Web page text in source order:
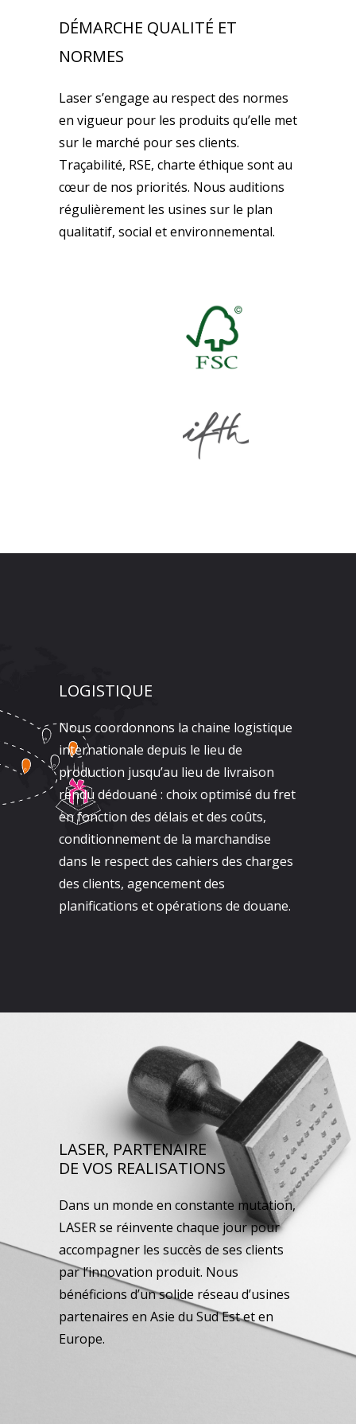
DÉMARCHE QUALITÉ ET
NORMES
Laser s’engage au respect des normes
en vigueur pour les produits qu’elle met
sur le marché pour ses clients.
Traçabilité, RSE, charte éthique sont au
cœur de nos priorités. Nous auditions
régulièrement les usines sur le plan
qualitatif, social et environnemental.
LOGISTIQUE
Nous coordonnons la chaine logistique
internationale depuis le lieu de
production jusqu’au lieu de livraison
rendu dédouané : choix optimisé du fret
en fonction des délais et des coûts,
conditionnement de la marchandise
dans le respect des cahiers des charges
des clients, agencement des
planifications et opérations de douane.
LASER, PARTENAIRE
DE VOS REALISATIONS
Dans un monde en constante mutation,
LASER se réinvente chaque jour pour
accompagner les succès de ses clients
par l’innovation produit. Nous
bénéficions d’un solide réseau d’usines
partenaires en Asie du Sud Est et en
Europe.